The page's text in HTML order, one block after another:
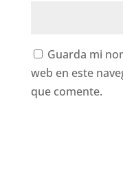
Guarda mi
web en este
que comente.